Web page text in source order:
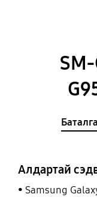
Алдартай
Samsung